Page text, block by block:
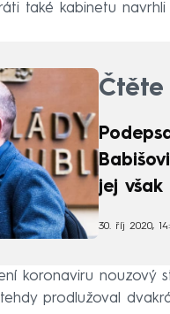
také kabinetu
jej však
30. říj 2020,
koronaviru nouzový
prodlužoval